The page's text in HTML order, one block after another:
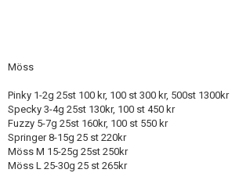
Möss
Pinky 1-2g 25st 100 kr, 100 st 300 kr, 500st 1300kr
Specky 3-4g 25st 130kr, 100 st 450 kr
Fuzzy 5-7g 25st 160kr, 100 st 550 kr
Springer 8-15g 25 st 220kr
Möss M 15-25g 25st 250kr
Möss L 25-30g 25 st 265kr